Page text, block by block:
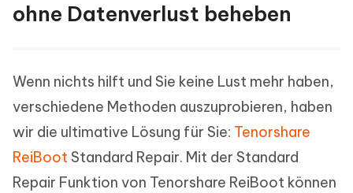
ohne Datenverlust beheben
Wenn nichts hilft und Sie keine Lust mehr haben,
verschiedene Methoden auszuprobieren, haben
wir die ultimative Lösung für Sie: Tenorshare
ReiBoot Standard Repair. Mit der Standard
Repair Funktion von Tenorshare ReiBoot können